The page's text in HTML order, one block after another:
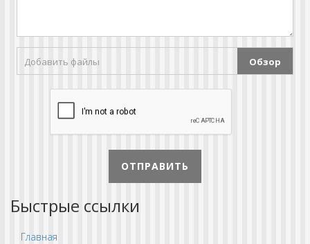
Добавить файлы Обзор
ОТПРАВИТЬ
Быстрые ссылки
Главная